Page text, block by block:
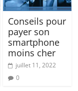
Conseils pour
payer son
smartphone
moins cher
juillet 11, 2022
0